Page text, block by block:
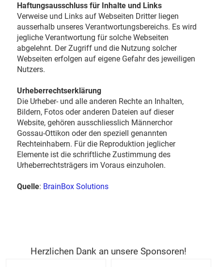
Haftungsausschluss für Inhalte und Links
Verweise und Links auf Webseiten Dritter liegen
ausserhalb unseres Verantwortungsbereichs. Es wird
jegliche Verantwortung für solche Webseiten
abgelehnt. Der Zugriff und die Nutzung solcher
Webseiten erfolgen auf eigene Gefahr des jeweiligen
Nutzers.
Urheberrechtserklärung
Die Urheber- und alle anderen Rechte an Inhalten,
Bildern, Fotos oder anderen Dateien auf dieser
Website, gehören ausschliesslich Männerchor
Gossau-Ottikon oder den speziell genannten
Rechteinhabern. Für die Reproduktion jeglicher
Elemente ist die schriftliche Zustimmung des
Urheberrechtsträgers im Voraus einzuholen.
Quelle: BrainBox Solutions
Herzlichen Dank an unsere Sponsoren!